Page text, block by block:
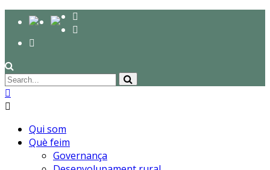
Qui som
Què feim
Governança